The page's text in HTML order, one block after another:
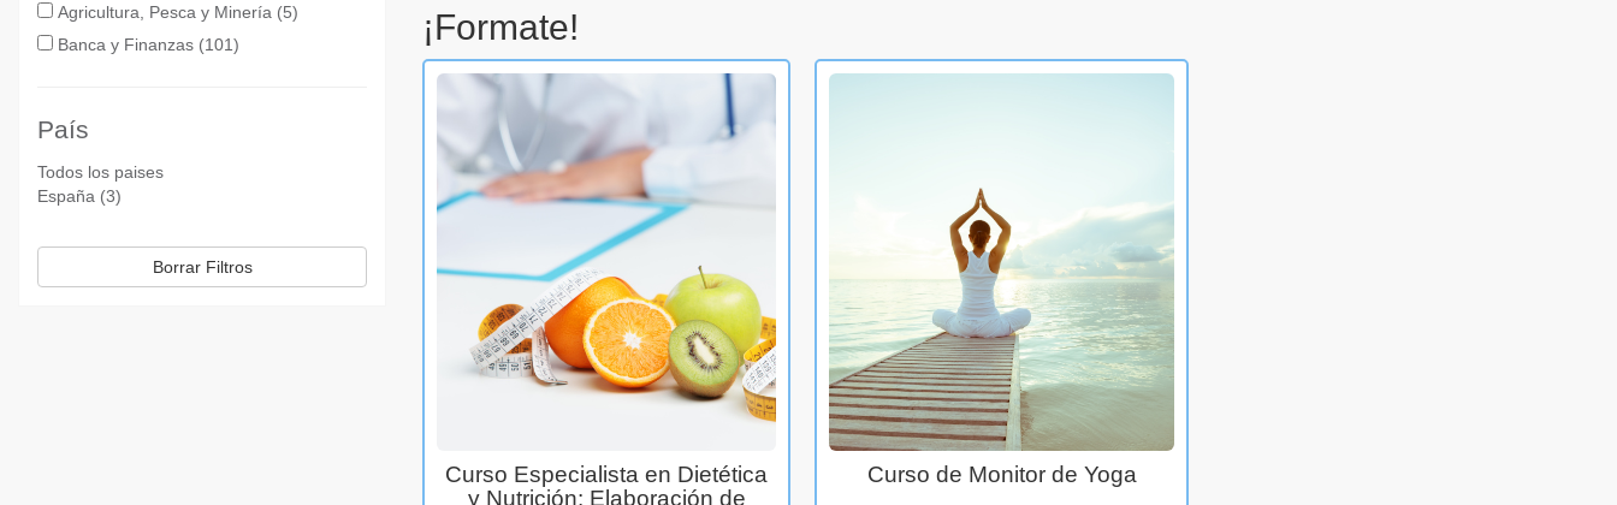
Agricultura, Pesca y Minería (5)
Banca y Finanzas (101)
País
Todos los paises
España (3)
Borrar Filtros
¡Formate!
Curso Especialista en Dietética
y Nutrición: Elaboración de
Curso de Monitor de Yoga